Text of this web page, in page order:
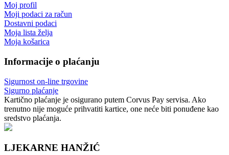
Moj profil
Moji podaci za račun
Dostavni podaci
Moja lista želja
Moja košarica
Informacije o plaćanju
Sigurnost on-line trgovine
Sigurno plaćanje
Kartično plaćanje je osigurano putem Corvus Pay servisa. Ako
trenutno nije moguće prihvatiti kartice, one neće biti ponuđene kao
sredstvo plaćanja.
LJEKARNE HANŽIĆ